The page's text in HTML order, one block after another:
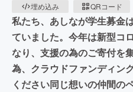
埋め込み
QRコード
私たち、あしなが学生募金
ていました。今年は新型コ
なり、支援の為のご寄付を
為、クラウドファンディン
ください同じ想いの仲間の